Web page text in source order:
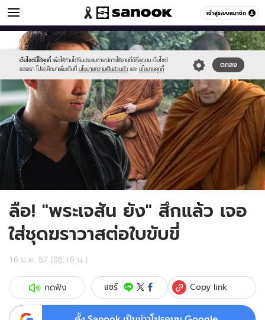
เข้าสู่ระบบสมาชิก
ข่าวบันเทิง หมวดอื่นๆ
เว็บไซต์นี้ใช้คุกกี้ เพื่อให้ท่านได้รับประสบการณ์การใช้งานที่ดีที่สุดบน เว็บไซต์
ของเรา โปรดศึกษาเพิ่มเติมที่ นโยบายความเป็นส่วนตัว และ นโยบายคุกกี้
ตกลง
Sanook
//s.isanook.com/sr/0/images/logo-
new-
sanook.png
600
//s.isanook.com/ns/0/ud/279/1395399/4wr.jpg
ลือ! "พระเจสัน ยัง" สึกแล้ว เจอ
ใส่ชุดฆราวาสต่อใบขับขี่
16 ม.ค. 57 (08:16 น.)
กดฟัง แชร์ Copy link